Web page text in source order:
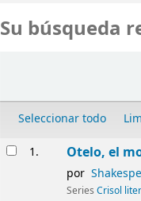
Su búsqueda
Seleccionar todo
Resultados
1. Otelo, el
por
SeriesCrisol